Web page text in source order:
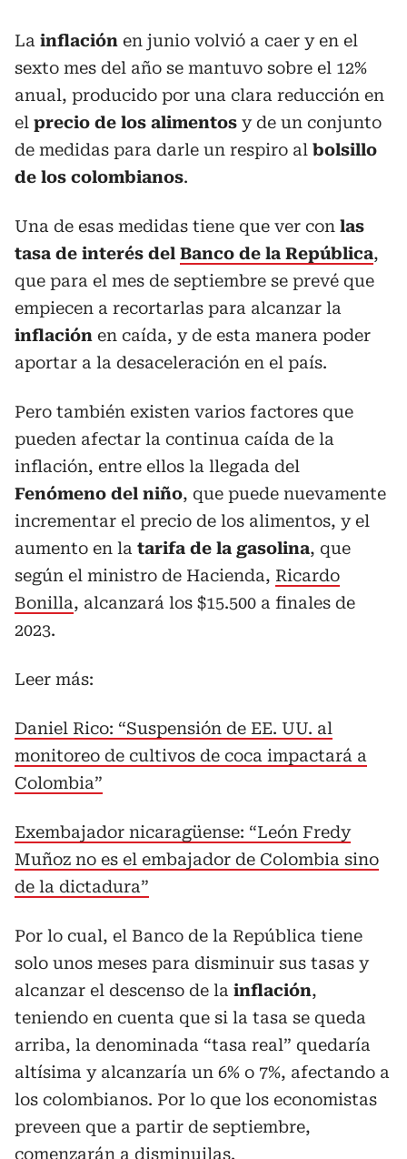
La inflación en junio volvió a caer y en el
sexto mes del año se mantuvo sobre el 12%
anual, producido por una clara reducción en
el precio de los alimentos y de un conjunto
de medidas para darle un respiro al bolsillo
de los colombianos.
Una de esas medidas tiene que ver con las
tasa de interés del Banco de la República,
que para el mes de septiembre se prevé que
empiecen a recortarlas para alcanzar la
inflación en caída, y de esta manera poder
aportar a la desaceleración en el país.
Pero también existen varios factores que
pueden afectar la continua caída de la
inflación, entre ellos la llegada del
Fenómeno del niño, que puede nuevamente
incrementar el precio de los alimentos, y el
aumento en la tarifa de la gasolina, que
según el ministro de Hacienda, Ricardo
Bonilla, alcanzará los $15.500 a finales de
2023.
Leer más:
Daniel Rico: “Suspensión de EE. UU. al
monitoreo de cultivos de coca impactará a
Colombia”
Exembajador nicaragüense: “León Fredy
Muñoz no es el embajador de Colombia sino
de la dictadura”
Por lo cual, el Banco de la República tiene
solo unos meses para disminuir sus tasas y
alcanzar el descenso de la inflación,
teniendo en cuenta que si la tasa se queda
arriba, la denominada “tasa real” quedaría
altísima y alcanzaría un 6% o 7%, afectando a
los colombianos. Por lo que los economistas
preveen que a partir de septiembre,
comenzarán a disminuilas.